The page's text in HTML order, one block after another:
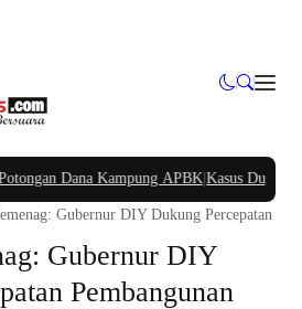
Dana Kampung APBK|Kasus Dugaan
Gubernur DIY Dukung Percepatan
Gubernur DIY
Pembangunan